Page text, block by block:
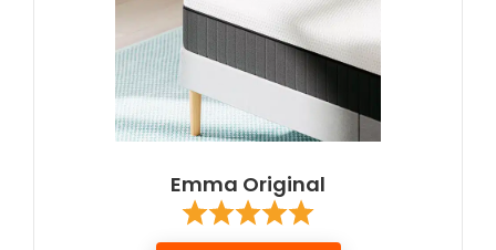
Emma Original